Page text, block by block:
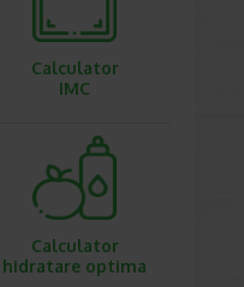
Calculator
IMC
Calculator
hidratare optima